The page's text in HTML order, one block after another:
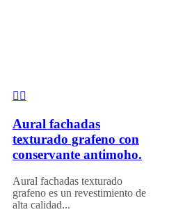
Aural fachadas
texturado grafeno con
conservante antimoho.
Aural fachadas texturado
grafeno es un revestimiento de
alta calidad...